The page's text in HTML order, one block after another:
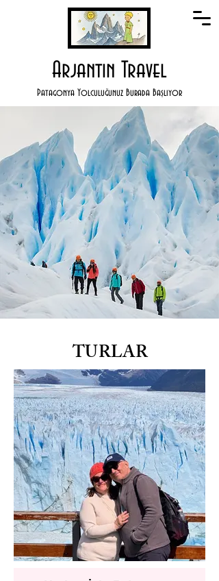
Arjantin Travel
Patagonya Yolculuğunuz Burada Başlıyor
TURLAR